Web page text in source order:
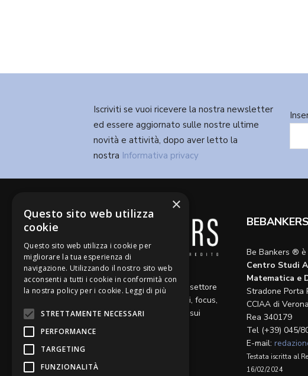
Iscriviti se vuoi ricevere la nostra newsletter
ed essere aggiornato sulle nostre ultime
novità e attività, dopo aver letto la
nostra Informativa privacy
Diamo voce a riflessioni,
aggiornamenti e opinioni sul settore
del credito, ospitando articoli, focus,
approfondimenti e interviste sui
Be Bankers ®
Centro Studi
Matematica e
Stradone Porta
CCIAA di
Rea 340179
Tel (+39) 045/
E-mail:
Testata iscritta al
16/02/2024
×
Questo sito web utilizza
cookie
Questo sito web utilizza i cookie per
migliorare la tua esperienza di
navigazione. Utilizzando il nostro sito web
acconsenti a tutti i cookie in conformità con
la nostra policy per i cookie. Leggi di più
STRETTAMENTE NECESSARI
PERFORMANCE
TARGETING
FUNZIONALITÀ